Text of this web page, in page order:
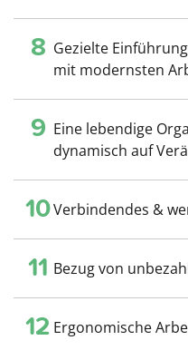
8 Gezielte
mit modernsten
9 Eine lebendige
dynamisch auf
10Verbindendes &
11 Bezug von
12 Ergonomische